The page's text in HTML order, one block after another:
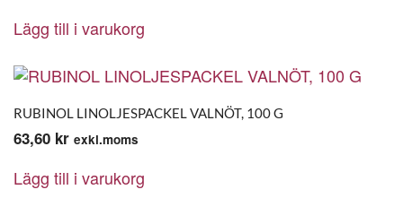
Lägg till i varukorg
RUBINOL LINOLJESPACKEL VALNÖT, 100 G
63,60 kr exkl.moms
Lägg till i varukorg